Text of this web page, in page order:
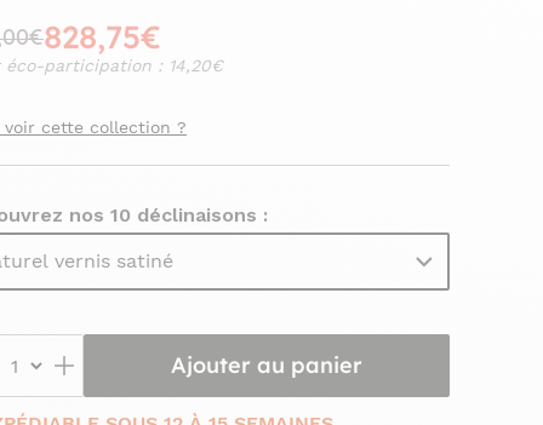
828,75€
éco-participation : 14,20€
voir cette collection ?
nos 10 déclinaisons :
vernis satiné
Ajouter au panier